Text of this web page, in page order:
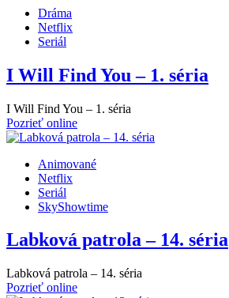
Dráma
Netflix
Seriál
I Will Find You – 1. séria
I Will Find You – 1. séria
Pozrieť online
Animované
Netflix
Seriál
SkyShowtime
Labková patrola – 14. séria
Labková patrola – 14. séria
Pozrieť online